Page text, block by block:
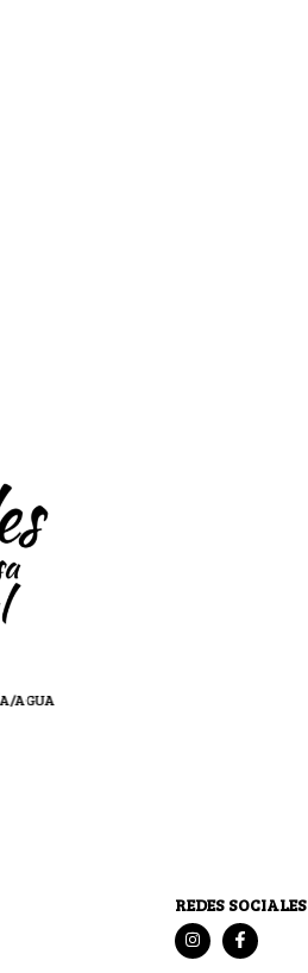
AGUA
REDES SOCIALES